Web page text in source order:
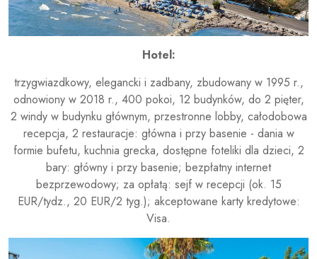
Hotel:
trzygwiazdkowy, elegancki i zadbany, zbudowany w 1995 r.,
odnowiony w 2018 r., 400 pokoi, 12 budynków, do 2 pięter,
2 windy w budynku głównym, przestronne lobby, całodobowa
recepcja, 2 restauracje: główna i przy basenie - dania w
formie bufetu, kuchnia grecka, dostępne foteliki dla dzieci, 2
bary: główny i przy basenie; bezpłatny internet
bezprzewodowy; za opłatą: sejf w recepcji (ok. 15
EUR/tydz., 20 EUR/2 tyg.); akceptowane karty kredytowe:
Visa.